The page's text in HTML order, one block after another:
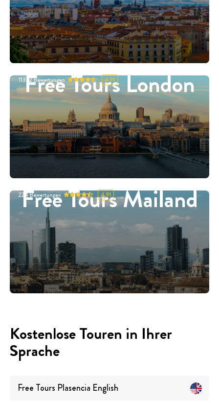
Free Tours London
11332Bewertungen 4.91
Free Tours Mailand
224Bewertungen 4.91
Kostenlose Touren in Ihrer
Sprache
Free Tours Plasencia English